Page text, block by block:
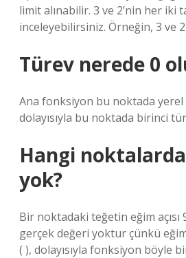
limit alınabilir. 3 ve 2’nin her iki
inceleyebilirsiniz. Örneğin, 3 ve
Türev nerede 0
Ana fonksiyon bu noktada yerel
dolayısıyla bu noktada birinci
Hangi
yok?
Bir noktadaki teğetin eğim açısı
gerçek değeri yoktur çünkü eğim
( ), dolayısıyla fonksiyon böyle